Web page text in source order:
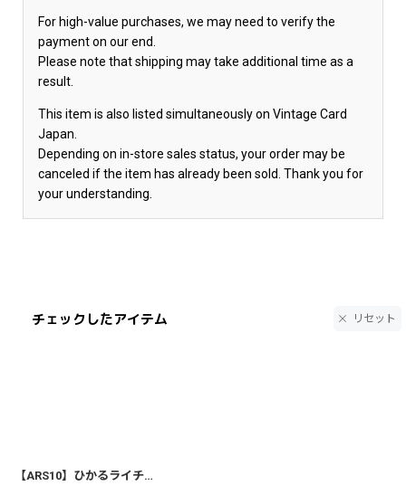
For high-value purchases, we may need to verify the
payment on our end.
Please note that shipping may take additional time as a
result.
This item is also listed simultaneously on Vintage Card
Japan.
Depending on in-store sales status, your order may be
canceled if the item has already been sold. Thank you for
your understanding.
チェックしたアイテム リセット
【ARS10】ひかるライチュウ